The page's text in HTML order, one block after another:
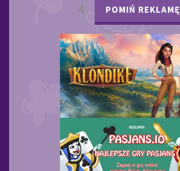
3 POMIŃ REKLAMĘ